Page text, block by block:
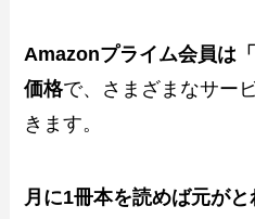
Amazonプライム会員は
価格で、さまざまなサー
きます。
月に1冊本を読めば元が